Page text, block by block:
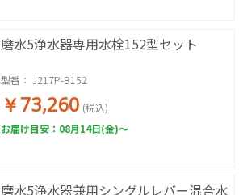
磨水5浄水器専用水栓152型セット
型番： J217P-B152
￥73,260 (税込)
お届け目安：08月14日(金)～
磨水5浄水器兼用シングルレバー混合水